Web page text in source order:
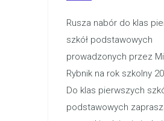
Rusza nabór do klas
szkół podstawowych
prowadzonych przez
Rybnik na rok szkolny
Do klas pierwszych
podstawowych